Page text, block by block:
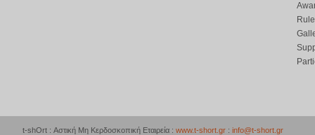
t-shOrt : Αστική Μη Κερδοσκοπική Εταιρεία : www.t-short.gr : info@t-short.gr